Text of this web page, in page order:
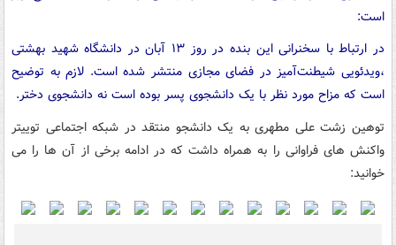
است:
در ارتباط با سخنرانی این بنده در روز ۱۳ آبان در دانشگاه شهید بهشتی
،ویدئویی شیطنت‌آمیز در فضای مجازی منتشر شده است. لازم به توضیح
است که مزاح مورد نظر با یک دانشجوی پسر بوده است نه دانشجوی دختر.
توهین زشت علی مطهری به یک دانشجو منتقد در شبکه اجتماعی توییتر
واکنش های فراوانی را به همراه داشت که در ادامه برخی از آن ها را می
خوانید: